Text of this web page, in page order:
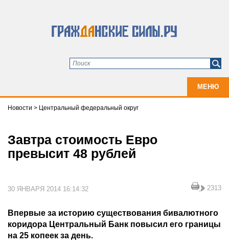
МЕНЮ
Новости > Центральный федеральный округ
Завтра стоимость Евро
превысит 48 рублей
30 ЯНВАРЯ 2014 16:14:32 2313
Впервые за историю существования бивалютного
коридора Центральный Банк повысил его границы
на 25 копеек за день.